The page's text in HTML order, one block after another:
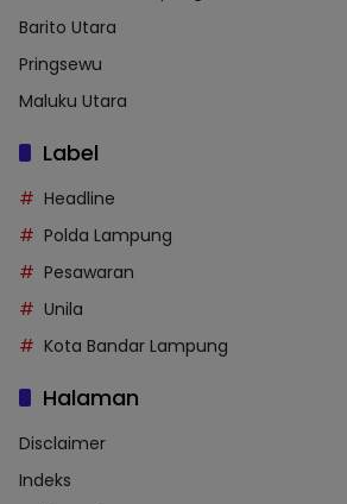
Barito Utara
Pringsewu
Maluku Utara
Label
Headline
Polda Lampung
Pesawaran
Unila
Kota Bandar Lampung
Halaman
Disclaimer
Indeks